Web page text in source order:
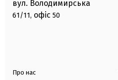
вул. Володимирська
61/11, офіс 50
Про нас